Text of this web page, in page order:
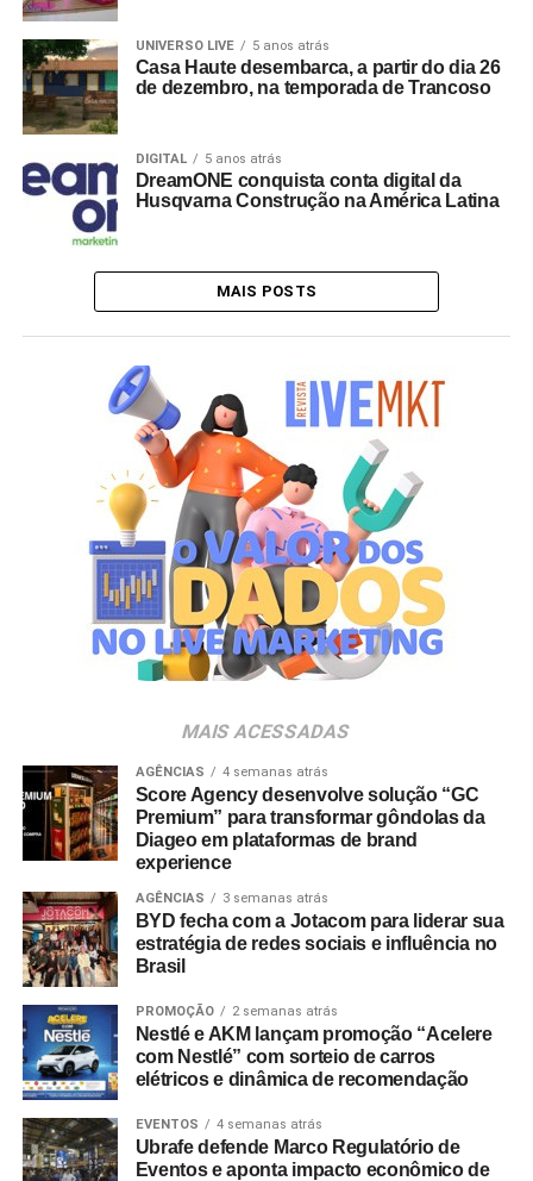
UNIVERSO LIVE 5 anos atrás
Casa Haute desembarca, a partir do dia 26
de dezembro, na temporada de Trancoso
DIGITAL 5 anos atrás
DreamONE conquista conta digital da
Husqvarna Construção na América Latina
MAIS POSTS
MAIS ACESSADAS
AGÊNCIAS 4 semanas atrás
Score Agency desenvolve solução “GC
Premium” para transformar gôndolas da
Diageo em plataformas de brand
experience
AGÊNCIAS 3 semanas atrás
BYD fecha com a Jotacom para liderar sua
estratégia de redes sociais e influência no
Brasil
PROMOÇÃO 2 semanas atrás
Nestlé e AKM lançam promoção “Acelere
com Nestlé” com sorteio de carros
elétricos e dinâmica de recomendação
EVENTOS 4 semanas atrás
Ubrafe defende Marco Regulatório de
Eventos e aponta impacto econômico de